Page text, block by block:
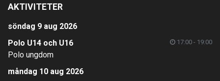
AKTIVITETER
söndag 9 aug 2026
Polo U14 och U16
17:00 - 19:00
Polo ungdom
måndag 10 aug 2026